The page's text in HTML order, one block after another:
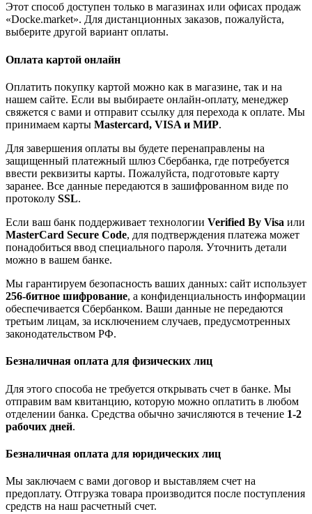
Этот способ доступен только в магазинах или офисах продаж
«Docke.market». Для дистанционных заказов, пожалуйста,
выберите другой вариант оплаты.
Оплата картой онлайн
Оплатить покупку картой можно как в магазине, так и на
нашем сайте. Если вы выбираете онлайн-оплату, менеджер
свяжется с вами и отправит ссылку для перехода к оплате. Мы
принимаем карты Mastercard, VISA и МИР.
Для завершения оплаты вы будете перенаправлены на
защищенный платежный шлюз Сбербанка, где потребуется
ввести реквизиты карты. Пожалуйста, подготовьте карту
заранее. Все данные передаются в зашифрованном виде по
протоколу SSL.
Если ваш банк поддерживает технологии Verified By Visa или
MasterCard Secure Code, для подтверждения платежа может
понадобиться ввод специального пароля. Уточнить детали
можно в вашем банке.
Мы гарантируем безопасность ваших данных: сайт использует
256-битное шифрование, а конфиденциальность информации
обеспечивается Сбербанком. Ваши данные не передаются
третьим лицам, за исключением случаев, предусмотренных
законодательством РФ.
Безналичная оплата для физических лиц
Для этого способа не требуется открывать счет в банке. Мы
отправим вам квитанцию, которую можно оплатить в любом
отделении банка. Средства обычно зачисляются в течение 1-2
рабочих дней.
Безналичная оплата для юридических лиц
Мы заключаем с вами договор и выставляем счет на
предоплату. Отгрузка товара производится после поступления
средств на наш расчетный счет.